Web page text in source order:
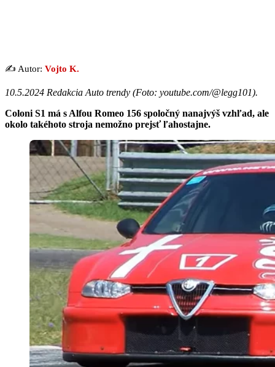
✍️ Autor: Vojto K.
10.5.2024 Redakcia Auto trendy (Foto: youtube.com/@legg101).
Coloni S1 má s Alfou Romeo 156 spoločný nanajvýš vzhľad, ale
okolo takéhoto stroja nemožno prejsť ľahostajne.